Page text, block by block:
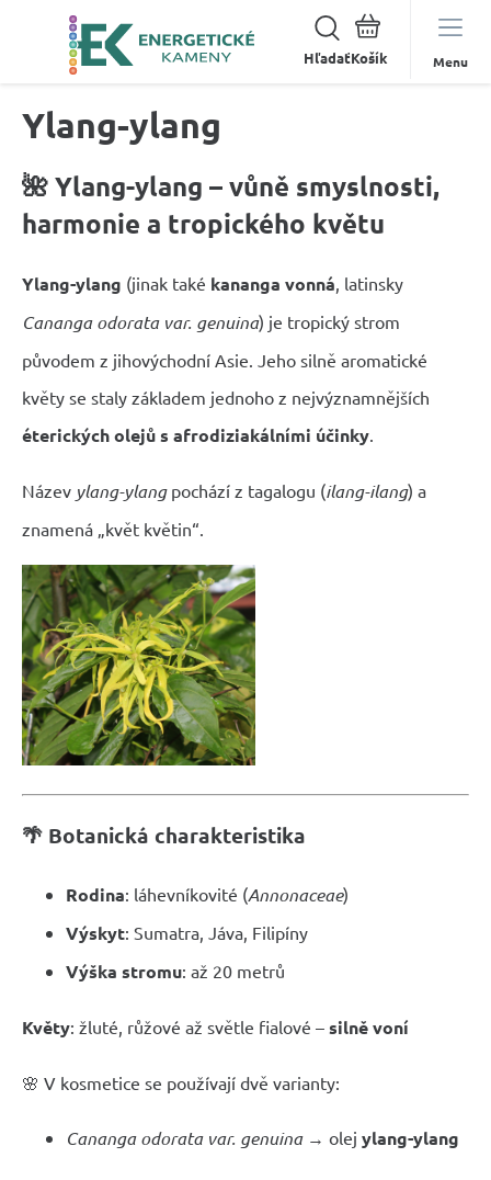
Hľadať Menu
Ylang-ylang
🌺 Ylang-ylang – vůně smyslnosti,
harmonie a tropického květu
Ylang-ylang (jinak také kananga vonná , latinsky
Cananga odorata var. genuina) je tropický strom
původem z jihovýchodní Asie. Jeho silně aromatické
květy se staly základem jednoho z nejvýznamnějších
éterických olejů s afrodiziakálními účinky
Název ylang-ylangpochází z tagalogu (ilang-ilang) a
znamená „květ květin“.
🌴 Botanická charakteristika
Rodina: láhevníkovité (Annonaceae)
Výskyt: Sumatra, Jáva, Filipíny
Výška stromu: až 20 metrů
Květy: žluté, růžové až světle fialové – silně voní
🌸 V kosmetice se používají dvě varianty:
Cananga odorata var. genuina→ olej ylang-ylang